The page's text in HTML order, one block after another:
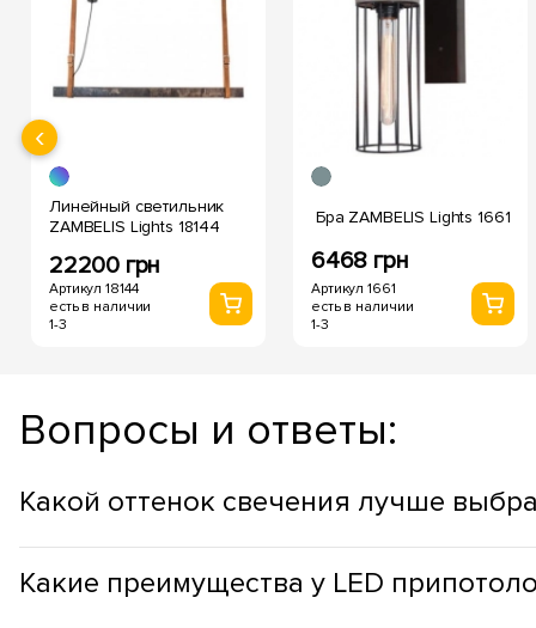
Линейный светильник
ZAMBELIS Lights 18144
22200 грн
Артикул 18144
есть в наличии
1-3
Бра ZAMBELIS Lights 1661
6468 грн
Артикул 1661
есть в наличии
1-3
‹
Вопросы и ответы:
Какой оттенок свечения лучше
продуктивности, в рабочих зонах, лучше использовать
Какие преимущества у LED